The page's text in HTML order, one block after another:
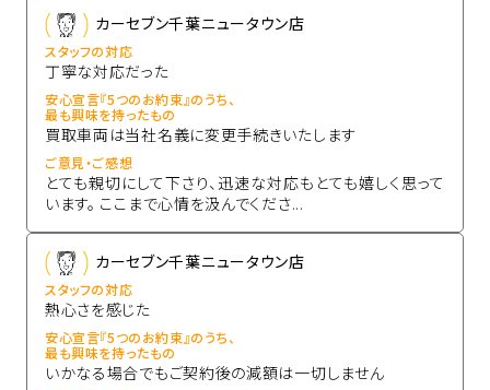
カーセブン千葉ニュータウン店
スタッフの対応
丁寧な対応だった
安心宣言『5つのお約束』のうち、
最も興味を持ったもの
買取車両は当社名義に変更手続きいたします
ご意見・ご感想
とても親切にして下さり、迅速な対応もとても嬉しく思って
います。 ここまで心情を汲んでくださ...
カーセブン千葉ニュータウン店
スタッフの対応
熱心さを感じた
安心宣言『5つのお約束』のうち、
最も興味を持ったもの
いかなる場合でもご契約後の減額は一切しません